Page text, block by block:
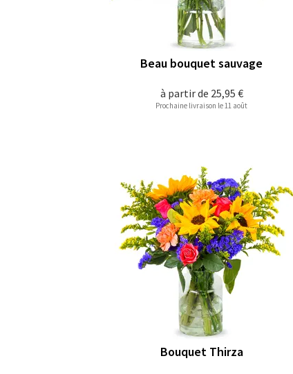
à partir de 25,95 €
Beau bouquet sauvage
Prochaine livraison le 11 août
Bouquet Thirza